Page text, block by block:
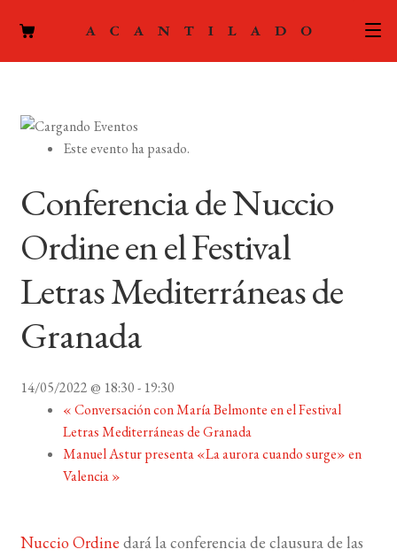
PODCAST
LA EDITORIAL
FOREIGN RIGHTS
BUSCAR
Este evento ha pasado.
Conferencia de Nuccio
Ordine en el Festival
Letras Mediterráneas de
Granada
14/05/2022 @ 18:30- 19:30
«Conversación con María Belmonte en el Festival
Letras Mediterráneas de Granada
Manuel Astur presenta «La aurora cuando surge» en
Valencia»
Nuccio Ordine dará la conferencia de clausura de las